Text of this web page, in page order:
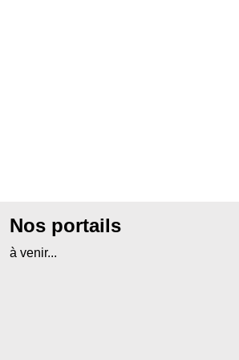
Nos portails
à venir...